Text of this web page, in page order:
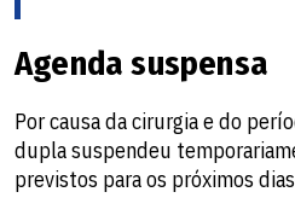
Agenda suspensa
Por causa da cirurgia e do
dupla suspendeu
previstos para os próximos